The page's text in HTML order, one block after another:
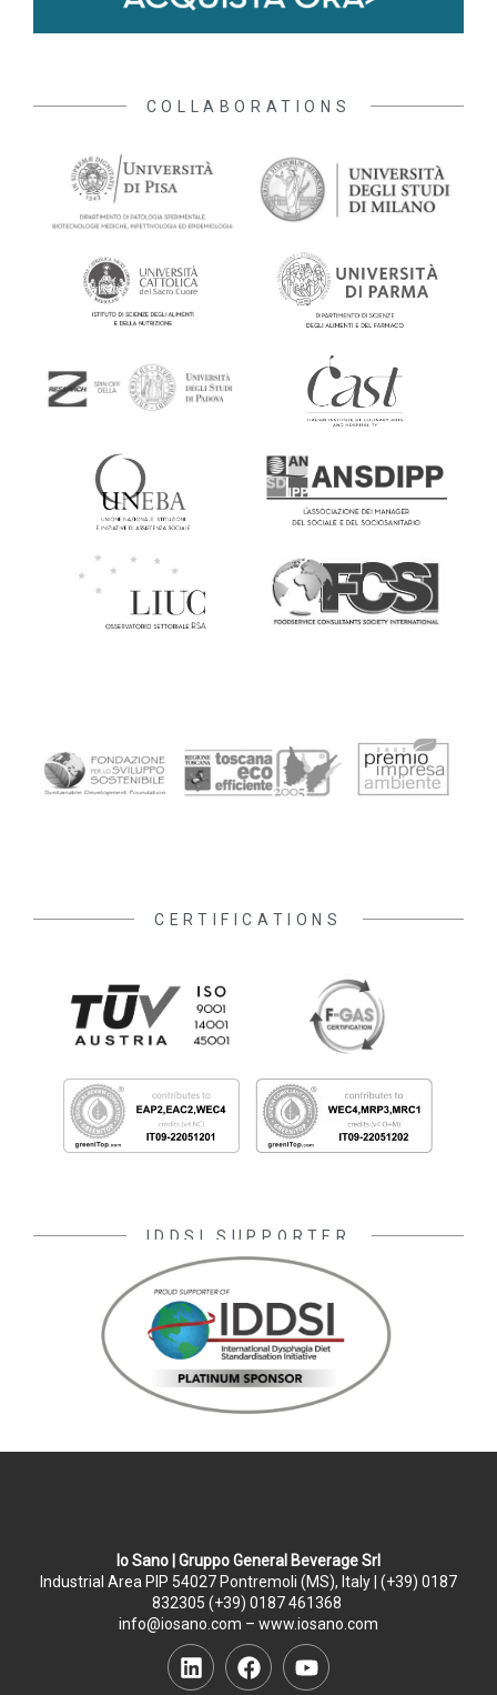
COLLABORATIONS
CERTIFICATIONS
IDDSI SUPPORTER
Io Sano | Gruppo General Beverage Srl
Industrial Area PIP 54027 Pontremoli (MS), Italy | (+39) 0187
832305 (+39) 0187 461368
info@iosano.com – www.iosano.com